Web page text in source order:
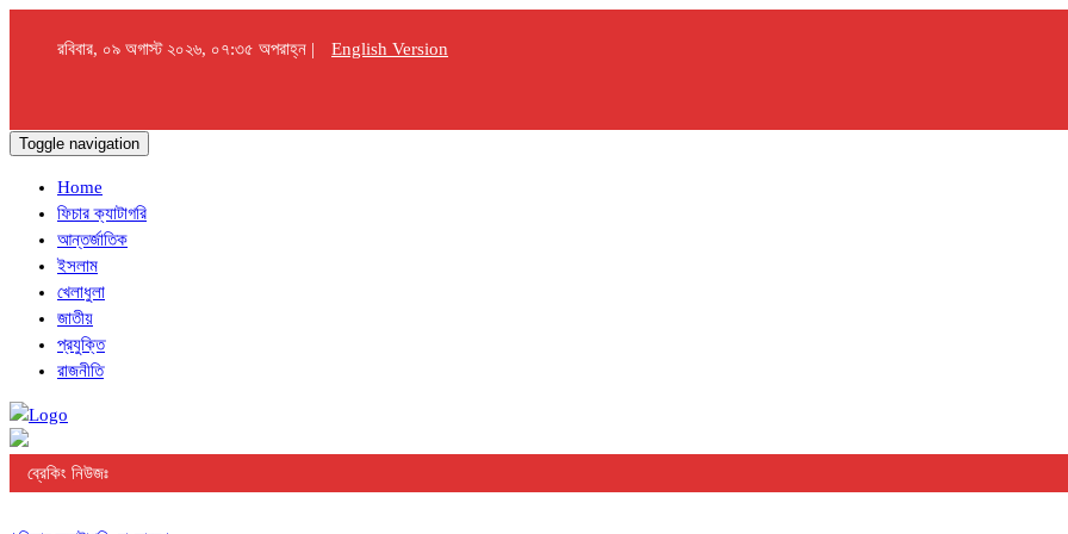
রবিবার, ০৯ অগাস্ট ২০২৬, ০৭:৩৫ অপরাহ্ন | English Version
Toggle navigation
Home
ফিচার ক্যাটাগরি
আন্তর্জাতিক
ইসলাম
খেলাধুলা
জাতীয়
প্রযুক্তি
রাজনীতি
ব্রেকিং নিউজঃ